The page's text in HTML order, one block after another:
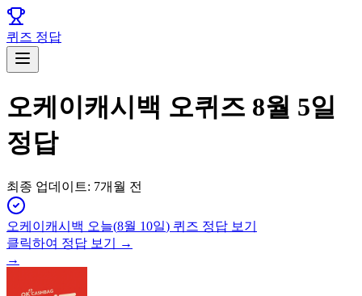
퀴즈 정답
오케이캐시백 오퀴즈 8월 5일
정답
최종 업데이트: 7개월 전
오케이캐시백 오늘(8월 10일) 퀴즈 정답 보기
클릭하여 정답 보기 →
→